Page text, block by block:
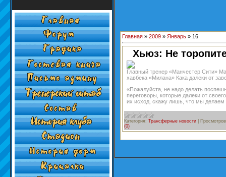
Главная » 2009 » Январь » 16
Хьюз: Не
Главный тренер «Манчестер Сити»
хавбека «Милана» Кака далеки от
«Пожалуйста, не надо делать
переговоры, которые далеки от
их исход, скажу лишь, что мы делаем
Категория: Трансферные новости
(0)